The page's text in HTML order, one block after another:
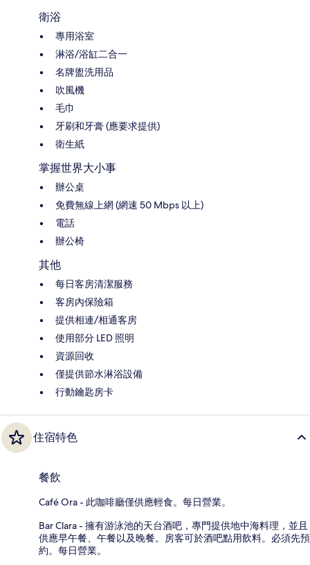
衛浴
專用浴室
淋浴/浴缸二合一
名牌盥洗用品
吹風機
毛巾
牙刷和牙膏 (應要求提供)
衛生紙
掌握世界大小事
辦公桌
免費無線上網 (網速 50 Mbps 以上)
電話
辦公椅
其他
每日客房清潔服務
客房內保險箱
提供相連/相通客房
使用部分 LED 照明
資源回收
僅提供節水淋浴設備
行動鑰匙房卡
住宿特色
餐飲
Café Ora - 此咖啡廳僅供應輕食。每日營業。
Bar Clara - 擁有游泳池的天台酒吧，專門提供地中海料理，並且
供應早午餐、午餐以及晚餐。房客可於酒吧點用飲料。必須先預
約。每日營業。